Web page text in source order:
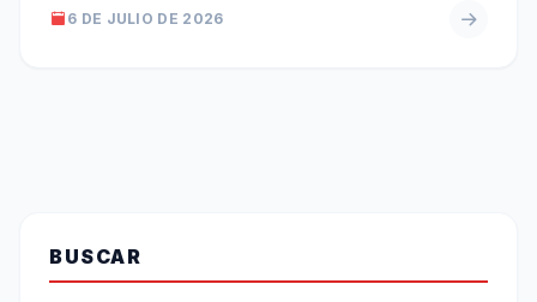
6 DE JULIO DE 2026
BUSCAR